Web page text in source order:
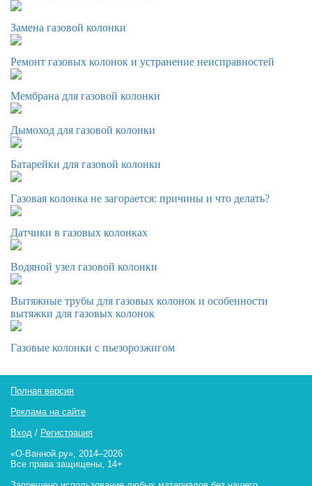
Замена газовой колонки
Ремонт газовых колонок и устранение неисправностей
Мембрана для газовой колонки
Дымоход для газовой колонки
Батарейки для газовой колонки
Газовая колонка не загорается: причины и что делать?
Датчики в газовых колонках
Водяной узел газовой колонки
Вытяжные трубы для газовых колонок и особенности
вытяжки для газовых колонок
Газовые колонки с пьезорозжигом
Полная версия
Реклама на сайте
Вход / Регистрация
«О-Ванной.ру», 2014–2026
Все права защищены, 14+